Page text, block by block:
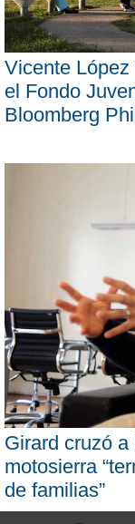
Vicente
el Fondo
Bloomberg
Girard cruzó
motosierra
de familias”